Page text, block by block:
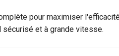
pour maximiser
et à grande vitesse.